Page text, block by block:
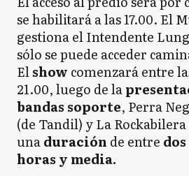
se habilitará a las 17.00. El
gestiona el Intendente
sólo se puede acceder
Elshow comenzará entre
21.00, luego de la
bandas soporte, Perra
(de Tandil) y La
unaduración de entre
horas y media.